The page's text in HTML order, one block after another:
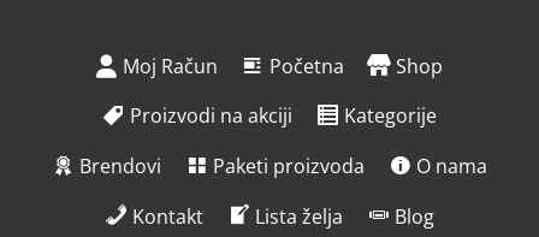
Moj Račun Početna
Shop
Proizvodi na akciji
Kategorije
Brendovi
Paketi proizvoda
O nama
Kontakt
Lista želja Blog